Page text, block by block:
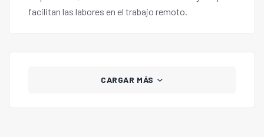
facilitan las labores en el trabajo remoto.
CARGAR MÁS